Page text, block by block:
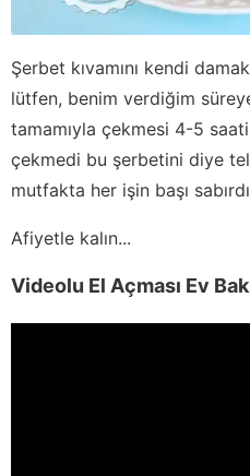
Şerbet kıvamını kendi
lütfen, benim verdiğim
tamamıyla çekmesi 4-5
çekmedi bu şerbetini diye
mutfakta her işin başı
Afiyetle kalın...
Videolu El Açması Ev